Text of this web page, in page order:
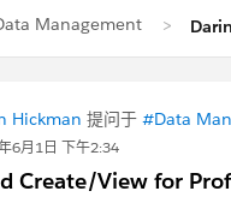
Management
Hickman 提问于 #Data
6月1日 下午2:34
Create/View for